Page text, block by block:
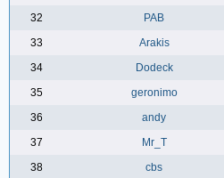
32
PAB
33
Arakis
34
Dodeck
35
geronimo
36
andy
37
Mr_T
38
cbs